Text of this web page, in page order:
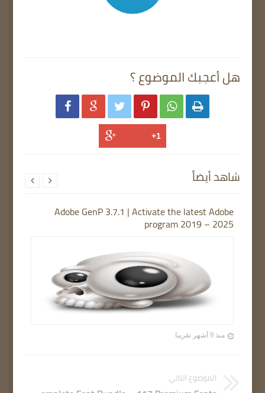
هل أعجبك الموضوع ؟
     
شاهد أيضاً
Adobe GenP 3.7.1 | Activate the latest Adobe
program 2019 – 2025
منذ 9 أشهر تقريبا
 
الموضوع التالي